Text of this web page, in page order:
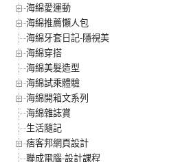
海綿愛運動
海綿推薦懶人包
海綿牙套日記-隱視美
海綿穿搭
海綿美髮造型
海綿試乘體驗
海綿開箱文系列
海綿雜誌賞
生活隨記
痞客邦網頁設計
聯成電腦-設計課程